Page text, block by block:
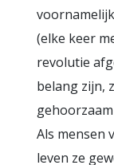
(elke keer
revolutie
belang zijn,
Als mensen
leven ze